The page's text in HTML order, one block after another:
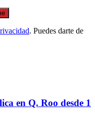
. Puedes darte de
en Q. Roo desde 1